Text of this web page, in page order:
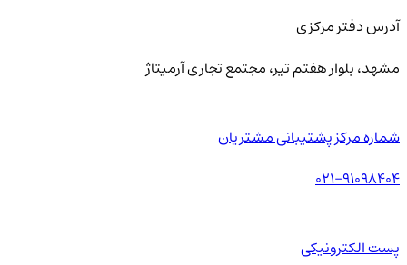
آدرس دفتر مرکزی
مشهد، بلوار هفتم تیر، مجتمع تجاری آرمیتاژ
شماره مرکز پشتیبانی مشتریان
021-91098404
پست الکترونیکی